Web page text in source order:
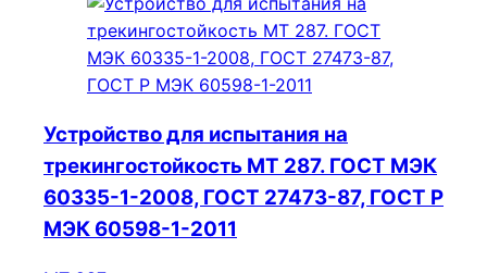
Устройство для испытания на
трекингостойкость МТ 287. ГОСТ МЭК
60335-1-2008, ГОСТ 27473-87, ГОСТ Р
МЭК 60598-1-2011